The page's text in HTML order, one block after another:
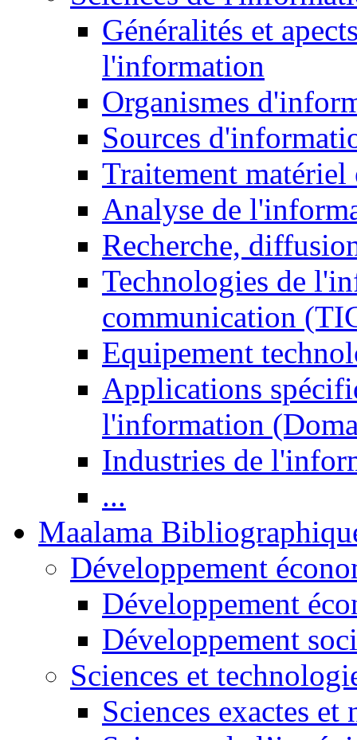
Généralités et
l'information
Organismes
Sources
Traitement matériel
Analyse de
Recherche,
Technologies de
communication
Equipement
Applications
l'information
Industries de
...
Maalama
Développement
Développement
Développement
Sciences et
Sciences exactes et